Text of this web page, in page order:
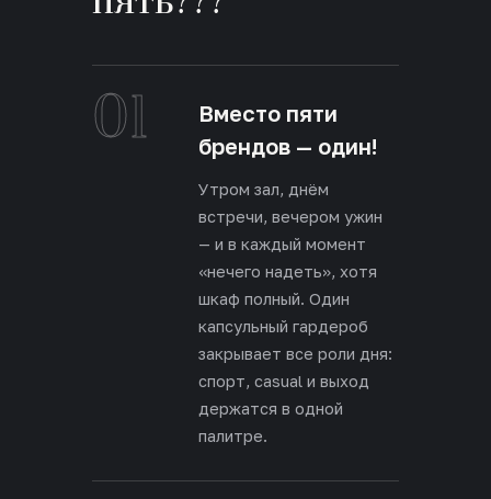
01
Вместо пяти
брендов — один!
Утром зал, днём
встречи, вечером ужин
— и в каждый момент
«нечего надеть», хотя
шкаф полный. Один
капсульный гардероб
закрывает все роли дня:
спорт, casual и выход
держатся в одной
палитре.